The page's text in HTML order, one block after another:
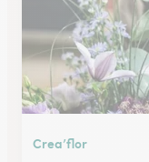
Crea’flor